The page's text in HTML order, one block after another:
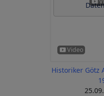
Historiker Götz